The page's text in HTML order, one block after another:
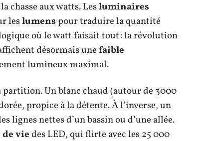
chasse aux watts. Lesluminaires
leslumenspour traduire la quantité
où le watt faisait tout : la révolution
désormais unefaible
lumineux maximal.
partition. Un blanc chaud (autour de 3000
propice à la détente. À l’inverse, un
lignes nettes d’un bassin ou d’une allée.
viedes LED, qui flirte avec les 25 000